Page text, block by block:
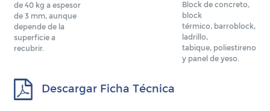
de 40 kg a espesor
de 3 mm, aunque
depende de la
superficie a
recubrir.
Block de concreto,
block
térmico, barroblock,
ladrillo,
tabique, poliestireno
y panel de yeso.
Descargar Ficha Técnica